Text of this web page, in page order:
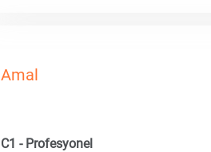
Amal
C1 - Profesyonel